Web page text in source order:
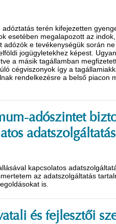
terén kifejezetten
esetében megalapozott az
adózók e tevékenységük során
jogügyletekhez képest.
a másik tagállamban
cégviszonyok így a
rendelkezésre a belső piacon
adószintet
adatszolgáltatás
kapcsolatos
az adatszolgáltatás
is.
és fejlesztői